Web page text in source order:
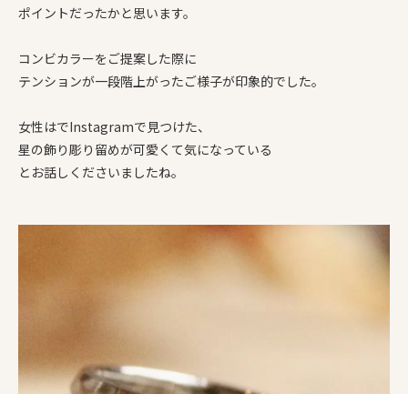
ポイントだったかと思います。
コンビカラーをご提案した際に
テンションが一段階上がったご様子が印象的でした。
女性はでInstagramで見つけた、
星の飾り彫り留めが可愛くて気になっている
とお話しくださいましたね。